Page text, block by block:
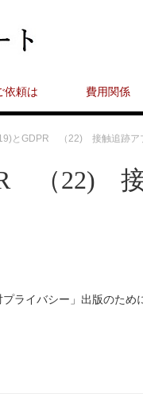
依頼は 費用関係
とGDPR （22) 接触追跡ア
（22)
ライバシー」出版のため